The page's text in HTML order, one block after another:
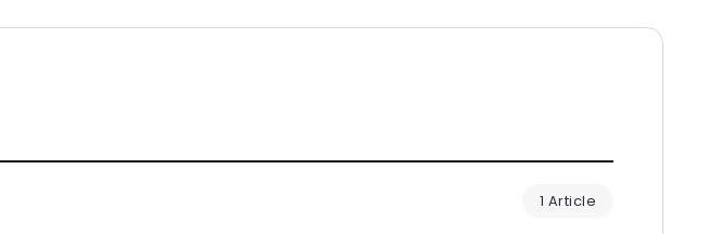
1 Article